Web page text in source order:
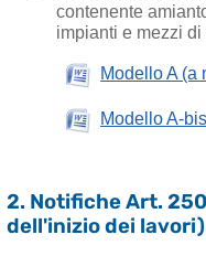
contenente
impianti e mezzi di
Modello A (a
Modello A-
2. Notifiche Art.
dell'inizio dei